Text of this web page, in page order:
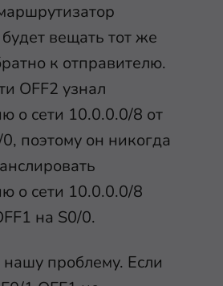
вещать тот же
к отправителю.
OFF2 узнал
о сети 10.0.0.0/8 от
поэтому он никогда
о сети 10.0.0.0/8
на S0/0.
проблему. Если